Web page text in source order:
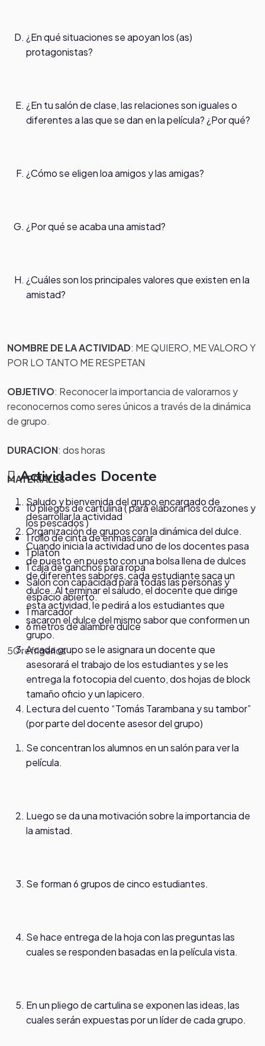
¿En qué situaciones se apoyan los (as)
protagonistas?
¿En tu salón de clase, las relaciones son iguales o
diferentes a las que se dan en la película? ¿Por qué?
¿Cómo se eligen loa amigos y las amigas?
¿Por qué se acaba una amistad?
¿Cuáles son los principales valores que existen en la
amistad?
NOMBRE DE LA ACTIVIDAD: ME QUIERO, ME VALORO Y
POR LO TANTO ME RESPETAN
OBJETIVO: Reconocer la importancia de valorarnos y
reconocernos como seres únicos a través de la dinámica
de grupo.
DURACION: dos horas
MATERIALES
10 pliegos de cartulina ( para elaborar los corazones y
los pescados )
1 rollo de cinta de enmascarar
1 platón
1 caja de ganchos para ropa
Salón con capacidad para todas las personas y
espacio abierto.
1 marcador
6 metros de alambre dulce
50 refrigerios
Actividades Docente
Saludo y bienvenida del grupo encargado de
desarrollar la actividad
Organización de grupos con la dinámica del dulce.
Cuando inicia la actividad uno de los docentes pasa
de puesto en puesto con una bolsa llena de dulces
de diferentes sabores, cada estudiante saca un
dulce. Al terminar el saludo, el docente que dirige
esta actividad, le pedirá a los estudiantes que
sacaron el dulce del mismo sabor que conformen un
grupo.
A cada grupo se le asignara un docente que
asesorará el trabajo de los estudiantes y se les
entrega la fotocopia del cuento, dos hojas de block
tamaño oficio y un lapicero.
Lectura del cuento “Tomás Tarambana y su tambor”
(por parte del docente asesor del grupo)
Se concentran los alumnos en un salón para ver la
película.
Luego se da una motivación sobre la importancia de
la amistad.
Se forman 6 grupos de cinco estudiantes.
Se hace entrega de la hoja con las preguntas las
cuales se responden basadas en la película vista.
En un pliego de cartulina se exponen las ideas, las
cuales serán expuestas por un líder de cada grupo.